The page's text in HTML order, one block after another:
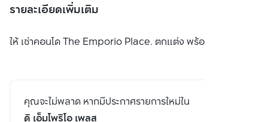
รายละเอียดเพิ่มเติม
ให้ เช่าคอนโด The Emporio Place. ตกแต่ง พร้อมเข้าอยู่
คุณจะไม่พลาด หากมีประกาศรายการใหม่ใน
ดิ เอ็มโพริโอ เพลส